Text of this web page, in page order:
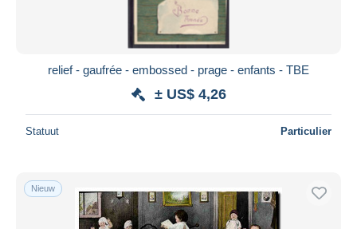
relief - gaufrée - embossed - prage - enfants - TBE
± US$ 4,26
Statuut Particulier
Nieuw